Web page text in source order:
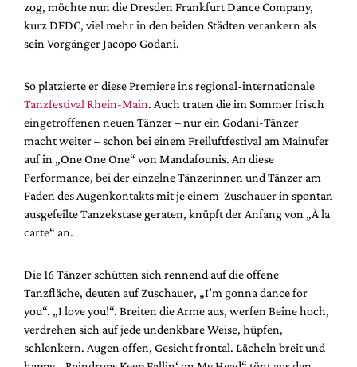
zog, möchte nun die Dresden Frankfurt Dance Company,
kurz DFDC, viel mehr in den beiden Städten verankern als
sein Vorgänger Jacopo Godani.
So platzierte er diese Premiere ins regional-internationale
Tanzfestival Rhein-Main. Auch traten die im Sommer frisch
eingetroffenen neuen Tänzer – nur ein Godani-Tänzer
macht weiter – schon bei einem Freiluftfestival am Mainufer
auf in „One One One“ von Mandafounis. An diese
Performance, bei der einzelne Tänzerinnen und Tänzer am
Faden des Augenkontakts mit je einem Zuschauer in spontan
ausgefeilte Tanzekstase geraten, knüpft der Anfang von „À la
carte“ an.
Die 16 Tänzer schütten sich rennend auf die offene
Tanzfläche, deuten auf Zuschauer, „I’m gonna dance for
you“. „I love you!“. Breiten die Arme aus, werfen Beine hoch,
verdrehen sich auf jede undenkbare Weise, hüpfen,
schlenkern. Augen offen, Gesicht frontal. Lächeln breit und